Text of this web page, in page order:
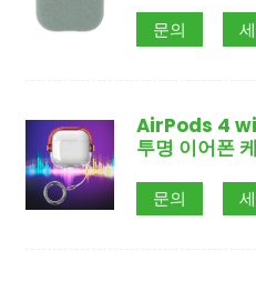
문의
AirPods 4
투명 이어폰
문의